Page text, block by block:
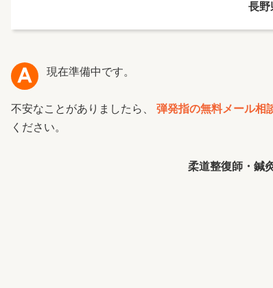
長野
現在準備中です。
不安なことがありましたら、 弾発指の無料メール相
ください。
柔道整復師・鍼